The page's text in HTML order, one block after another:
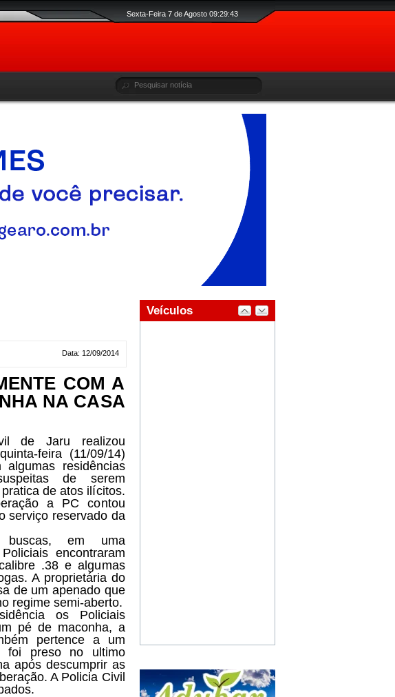
Sexta-Feira 7 de Agosto 09:29:43
Data: 12/09/2014
COM A
NA CASA
de Jaru realizou
feira (11/09/14)
algumas residências
de serem
de atos ilícitos.
a PC contou
serviço reservado da
buscas, em uma
encontraram
.38 e algumas
A proprietária do
de um apenado que
regime semi-aberto.
os Policiais
pé de maconha, a
pertence a um
foi preso no ultimo
após descumprir as
A Policia Civil